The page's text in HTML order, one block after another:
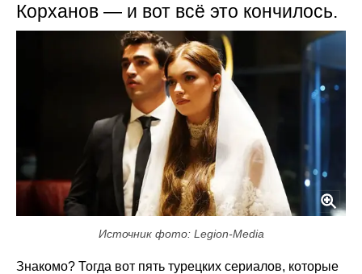
Корханов — и вот всё это кончилось.
Источник фото: Legion-Media
Знакомо? Тогда вот пять турецких сериалов, которые